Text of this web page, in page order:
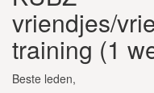
SCHRIJF JE NU IN!
CONTACT
vriendjes/
training (1
Beste leden,